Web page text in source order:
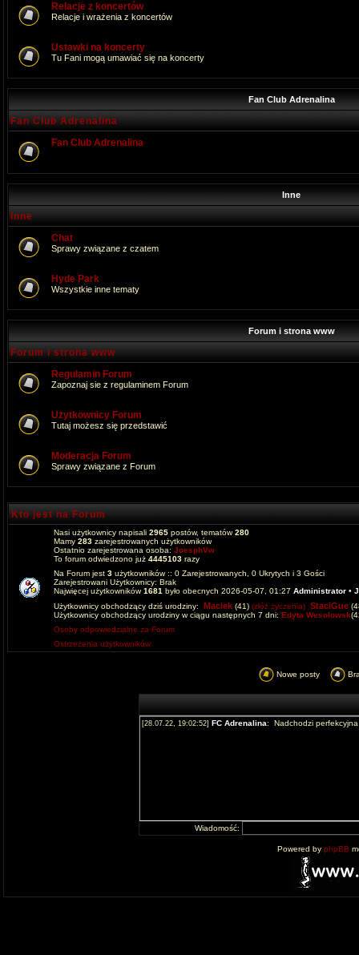
Relacje z koncertów
Relacje i wrażenia z koncertów
Ustawki na koncerty
Tu Fani mogą umawiać się na koncerty
Fan Club Adrenalina
Fan Club Adrenalina
Fan Club Adrenalina
Inne
Inne
Chat
Sprawy związane z czatem
Hyde Park
Wszystkie inne tematy
Forum i strona www
Forum i strona www
Regulamin Forum
Zapoznaj sie z regulaminem Forum
Użytkownicy Forum
Tutaj możesz się przedstawić
Moderacja Forum
Sprawy związane z Forum
Kto jest na Forum
Nasi użytkownicy napisali 2965 postów, tematów280
Mamy 283 zarejestrowanych użytkowników
Ostatnio zarejestrowana osoba: JoesphVw
To forum odwiedzono już 4445103 razy
Na Forum jest 3 użytkowników :: 0 Zarejestrowanych, 0 Ukrytych i 3 Gości
Zarejestrowani Użytkownicy: Brak
Najwięcej użytkowników1681 było obecnych 2026-05-07, 01:27 Administrator •
Użytkownicy obchodzący dziś urodziny: Maciek (41) (złóż życzenia) StaciGue
Użytkownicy obchodzący urodziny w ciągu następnych 7 dni: Edyta Wesolowsk
Osoby odpowiedzialne za Forum
Ostrzeżenia użytkowników
Nowe posty
Wiadomość:
Powered by phpBB